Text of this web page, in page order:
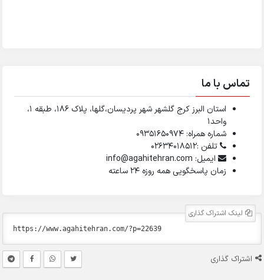
تماس با ما
استان البرز کرج گلشهر شهر پردیسان،گلها، پلاک ۱۸۶، طبقه ۱،
واحد1
شماره همراه: 09351650974
تلفن :02634018512
ایمیل: info@agahitehran.com
زمان پاسخگویی همه روزه 24 ساعته
لینک اشتراک گذاری
اشتراک گذاری